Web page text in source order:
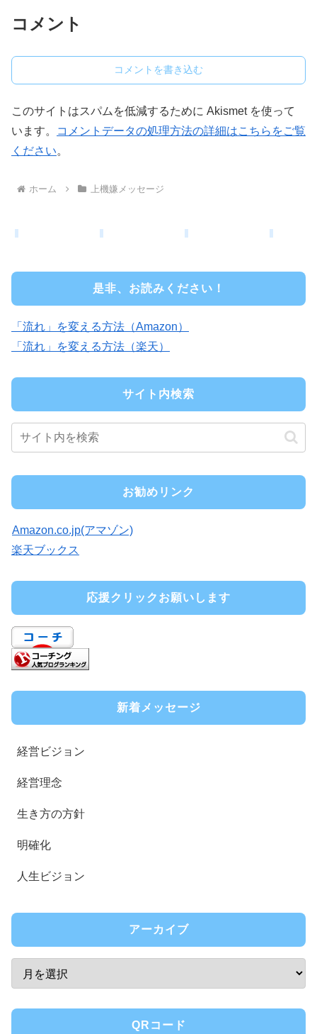
コメント
コメントを書き込む
このサイトはスパムを低減するために Akismet を使って
います。
コメントデータの処理方法の詳細はこちらをご覧
ください。
ホーム 上機嫌メッセージ
是非、お読みください！
「流れ」を変える方法（Amazon）
「流れ」を変える方法（楽天）
サイト内検索
お勧めリンク
Amazon.co.jp(アマゾン)
楽天ブックス
応援クリックお願いします
新着メッセージ
経営ビジョン
経営理念
生き方の方針
明確化
人生ビジョン
アーカイブ
QRコード